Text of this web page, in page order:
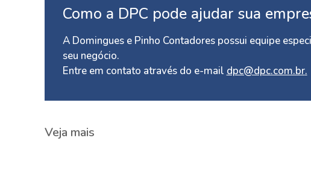
Como a DPC pode ajudar sua
A Domingues e Pinho Contadores possui equipe
seu negócio.
Entre em contato através do e-mail dpc@dpc.com.br.
Veja mais